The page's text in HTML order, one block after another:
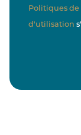
Politiques
d'utilisation